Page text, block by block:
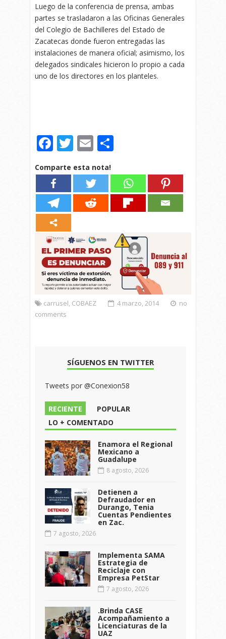
Luego de la conferencia de prensa, ambas
partes se trasladaron a las Oficinas Generales
del Colegio de Bachilleres del Estado de
Zacatecas donde fueron entregadas las
instalaciones de manera oficial; asimismo, los
delegados sindicales hicieron lo propio a cada
uno de los directores en los planteles.
Facebook
Twitter
Email
Comparte esta nota!
carrusel, COBAEZ 4 marzo, 2014
no
comments
SÍGUENOS EN TWITTER
Tweets por @Conexion58
RECIENTE
POPULAR
LO + COMENTADO
Enamora el Regional
Mexicano a
Guadalupe
8 agosto, 2026
Detienen a
Defraudador en
Durango, Tenia
Cuentas Pendientes
en Zac.
7 agosto, 2026
Implementa SAMA
Estrategia de
Reciclaje con
Empresa PetStar
7 agosto, 2026
.Brinda CASE
Acompañamiento a
Licenciaturas de la
UAZ